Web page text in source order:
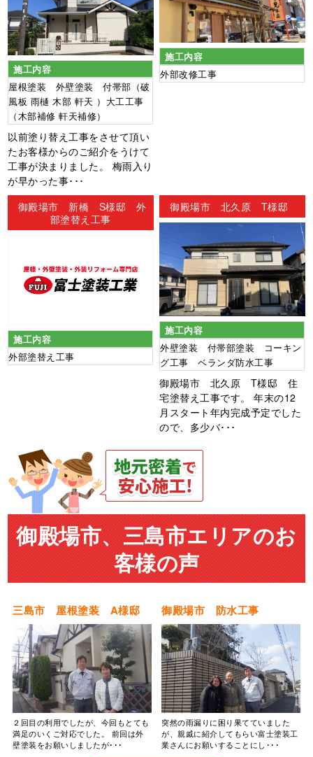
施工内容
屋根塗装 外壁塗装 付帯部（破
風板 雨樋 木部 軒天 ）大工工事
（木部補修 軒天補修）
以前塗り替え工事をさせて頂い
たお客様からのご紹介をうけて
工事が決まりました。 梅雨入り
が早かった事･･･
施工内容
外部改修工事
御殿場市 新橋 S様邸 外
部塗替え工事
施工内容
外部塗替え工事
御殿場市 北久原 T様邸
施工内容
外壁塗装 付帯部塗装 コーキン
グ工事 ベランダ防水工事
御殿場市 北久原 T様邸 住
宅塗替え工事です。 年末の12
月スタート年内完成予定でした
ので、多少バ･･･
御殿場市、三島市エリアのお
客様の声
三島市 屋根塗装 A様邸
２回目の利用でしたが、今回もとても
満足のいくご対応でした。 前回は外
壁塗装をお願いしましたが･･･
御殿場市 防水工事
突然の雨漏りに困り果てていました
が、親戚に紹介してもらい富士塗装工
業さんにお願いすることにし･･･